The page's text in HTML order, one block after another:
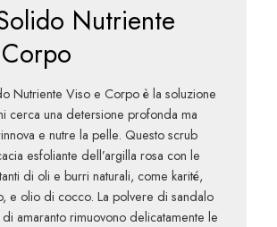
Nutriente
Nutriente Viso e Corpo è la soluzione
cerca una detersione profonda ma
e nutre la pelle. Questo scrub
esfoliante dell’argilla rosa con le
di oli e burri naturali, come karité,
e olio di cocco. La polvere di sandalo
amaranto rimuovono delicatamente le